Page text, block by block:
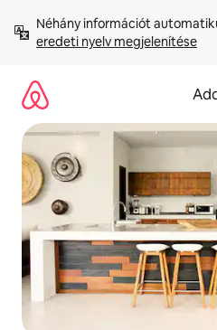
tartalomra
Néhány információt
eredeti nyelv megjelenítése